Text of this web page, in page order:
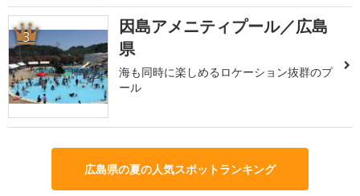
3
因島アメニティプール／広島
県
海も同時に楽しめるロケーション抜群のプ
ール
広島県の夏の人気スポットランキング